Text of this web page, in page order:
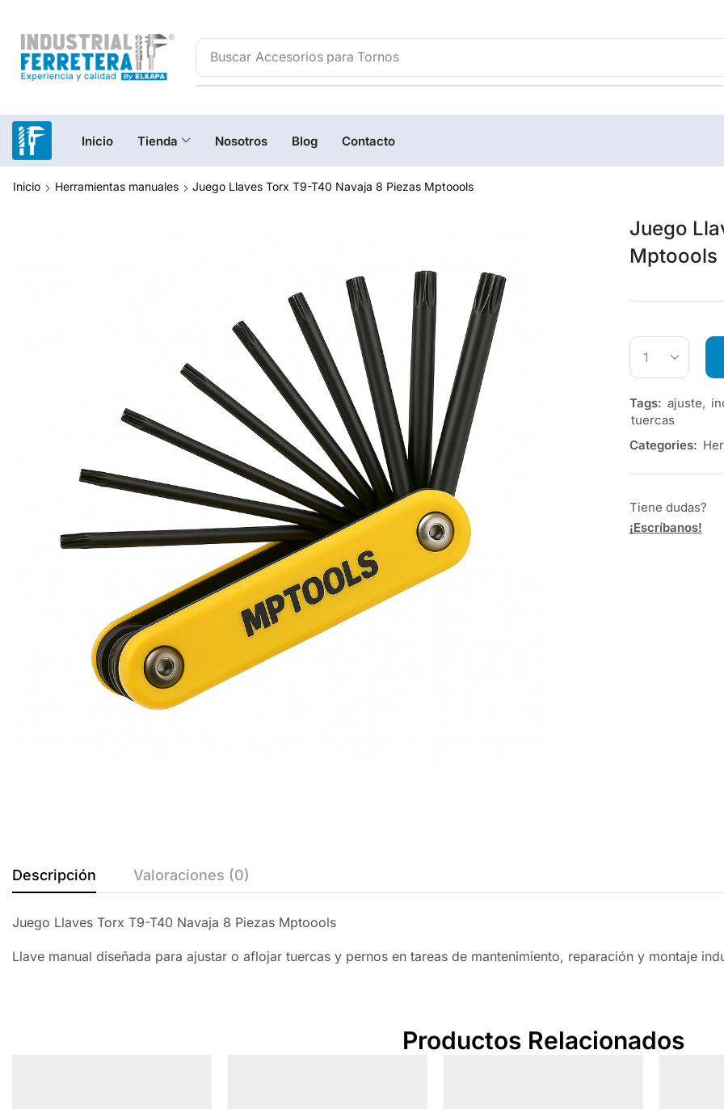
Buscar
Inicio Tienda Nosotros Blog Contacto
Inicio Herramientas manuales Juego Llaves Torx T9-T40 Navaja 8 Piezas Mptoools
Juego
Mptoools
Tags: ajuste,
tuercas
Categories:
Tiene dudas?
¡Escríbanos!
Descripción Valoraciones (0)
Juego Llaves Torx T9-T40 Navaja 8 Piezas Mptoools
Llave manual diseñada para ajustar o aflojar tuercas y pernos en tareas de mantenimiento, reparación y montaje
Productos Relacionados